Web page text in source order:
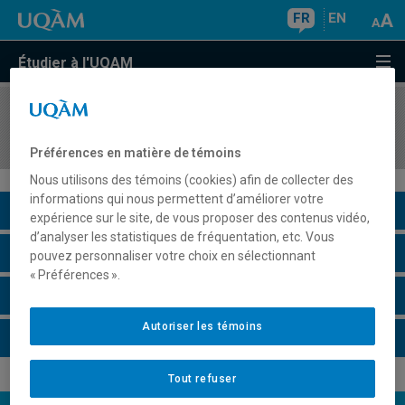
FR EN
Étudier à l'UQAM
COURS//
Description du cours
Horaire - Été 2026
Préférences en matière de témoins
Nous utilisons des témoins (cookies) afin de collecter des
informations qui nous permettent d’améliorer votre
expérience sur le site, de vous proposer des contenus vidéo,
d’analyser les statistiques de fréquentation, etc. Vous
pouvez personnaliser votre choix en sélectionnant
« Préférences ».
Tout refuser
Autoriser les témoins